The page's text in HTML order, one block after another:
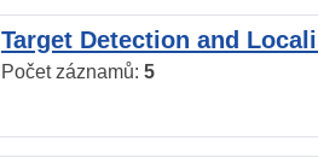
Target Detection and
Počet záznamů: 5